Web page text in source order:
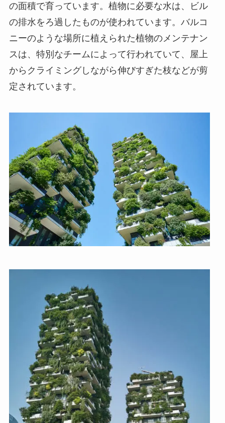
の面積で育っています。植物に必要な水は、ビル
の排水をろ過したものが使われています。バルコ
ニーのような場所に植えられた植物のメンテナン
スは、特別なチームによって行われていて、屋上
からクライミングしながら伸びすぎた枝などが剪
定されています。